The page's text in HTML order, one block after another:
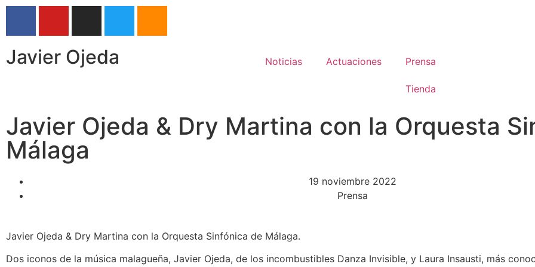
Javier Ojeda Noticias Actuaciones Prensa
Tienda
Javier Ojeda & Dry Martina con la Orquesta
Málaga
19 noviembre 2022
Prensa
Javier Ojeda & Dry Martina con la Orquesta Sinfónica de Málaga.
Dos iconos de la música malagueña, Javier Ojeda, de los incombustibles Danza Invisible, y Laura Insausti, más